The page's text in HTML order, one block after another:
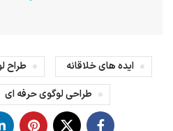
ایده های خلاقانه طراح
طراحی لوگوی حرفه ای